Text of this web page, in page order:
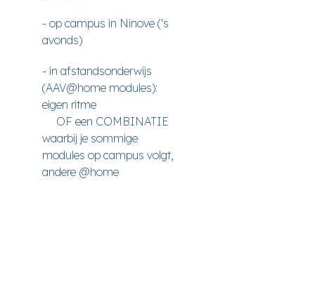
- op campus in Ninove ('s
avonds)
- in afstandsonderwijs
(AAV@home modules):
eigen ritme
OF een COMBINATIE
waarbij je sommige
modules op campus volgt,
andere @home